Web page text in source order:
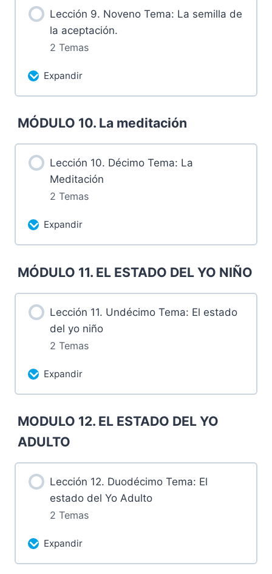
2024
8.2 Tareas luego de la sesión
Lección 9. Noveno Tema: La semilla de
la aceptación.
2 Temas
Expandir
Más contenidos...
0% Completado 0/2 pasos
9.1 Grabación: Sábado 16 de marzo de
2024
MÓDULO 10. La meditación
Lección 10. Décimo Tema: La
Meditación
2 Temas
Expandir
Más contenidos...
0% Completado 0/2 pasos
10.1 Grabación Domingo 24 de marzo
de 2024
MÓDULO 11. EL ESTADO DEL YO NIÑO
Lección 11. Undécimo Tema: El estado
del yo niño
2 Temas
Expandir
0% Completado 0/2 pasos
de 2024
11.2 Tareas después de la sesión.
MODULO 12. EL ESTADO DEL YO
ADULTO
Lección 12. Duodécimo Tema: El
estado del Yo Adulto
2 Temas
Expandir